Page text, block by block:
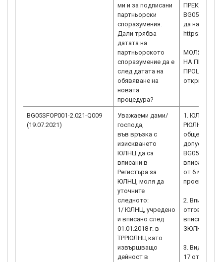
ми и за подписани
партньорски
споразумения.
Дали трябва
датата на
партньорското
споразумение да е
след датата на
обявяване на
новата
процедура?
да
https://
МОЛЯ,
НА
ПРОЦЕДУРА
откриване
BG05SFOP001-2.021-Q009
(19.07.2021)
Уважаеми дами/
господа,
във връзка с
изискването
ЮЛНЦ да са
вписани в
Регистъра за
ЮЛНЦ, моля да
уточните
следното:
1/ ЮЛНЦ, учредено
и вписано след
01.01.2018 г. в
ТРРЮЛНЦ като
извършващо
дейност в
1. ЮЛНЦ,
РЮЛНЦ като
обществена
допустим
вписано в
от 6 месеца
проектното
2.
отговаря
вписване в
ЗЮЛНЦ".
3. Видно от
17 от